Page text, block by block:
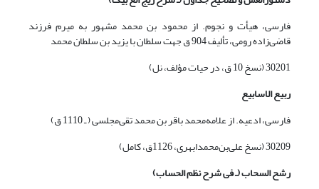
فارسی، هیأت و نجوم. از محمود بن محمد مشهور به میرم فرزند
قاضی‌زاده رومی، تألیف 904 ق جهت سلطان با یزید بن سلطان محمد
30201 (نسخ 10 ق، در حیات مؤلف، نل)
ربیع الاسابیع
فارسی، ادعیه. از علامه‌محمد باقر بن محمد تقی‌مجلسی ( ـ 1110 ق)
30209 (نسخ علی‌بن‌محمد‌ابهری، 1126ق، کامل)
رشح السحاب (ـ فی شرح نظم الحساب)